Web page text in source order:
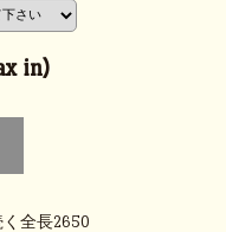
in)
全長2650